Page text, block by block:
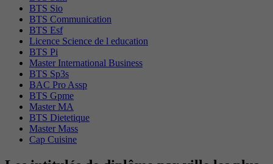
BTS Sio
BTS Communication
BTS Esf
Licence Science de l education
BTS Pi
Master International Business
BTS Sp3s
BAC Pro Assp
BTS Gpme
Master MA
BTS Dietetique
Master Mass
Cap Cuisine